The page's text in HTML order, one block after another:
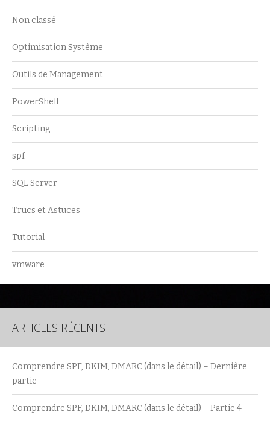
Non classé
Optimisation Système
Outils de Management
PowerShell
Scripting
spf
SQL Server
Trucs et Astuces
Tutorial
vmware
ARTICLES RÉCENTS
Comprendre SPF, DKIM, DMARC (dans le détail) – Dernière
partie
Comprendre SPF, DKIM, DMARC (dans le détail) – Partie 4